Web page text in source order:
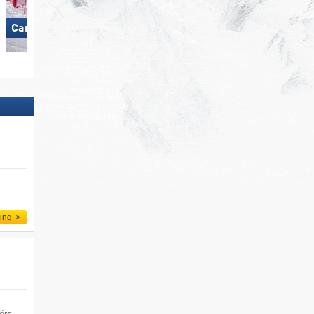
Carezza Skiregion Hochoetz